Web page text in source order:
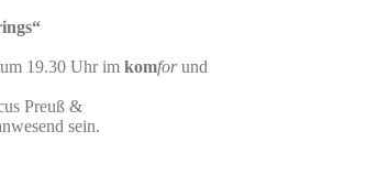
um 19.30 Uhr im komforund
Preuß &
sein.